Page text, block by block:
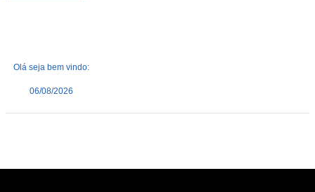
Olá seja bem vindo:
06/08/2026